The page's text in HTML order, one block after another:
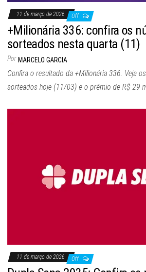
11 de março de 2026 Off
+Milionária 336: confira os
sorteados nesta quarta (11)
Por MARCELO GARCIA
Confira o resultado da +Milionária 336. Veja
sorteados hoje (11/03) e o prêmio de R$ 29
11 de março de 2026 Off